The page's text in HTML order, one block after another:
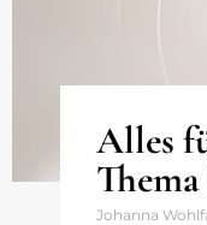
Alles
Johanna